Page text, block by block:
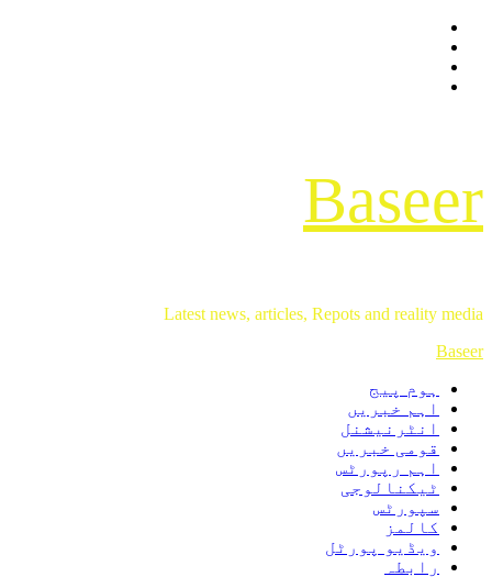
Skip
content
Baseer
Latest news, articles, Repots and reality media
Primary
Baseer
ہوم پیج
اہم خبریں
انٹرنیشنل
قومی خبریں
اہم رپورٹس
ٹیکنالوجی
سپورٹس
کالمز
ویڈیو پورٹل
رابطہ